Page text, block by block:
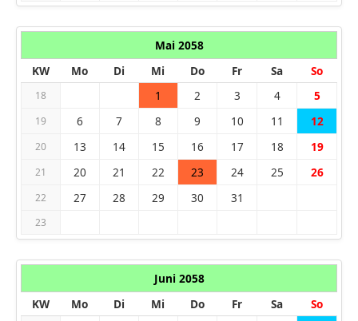
Mai 2058
KW
Mo Di Mi Do Fr Sa So
18 1 2 3 4 5
19 6 7 8 9 10 11 12
20 13 14 15 16 17 18 19
21 20 21 22 23 24 25 26
22 27 28 29 30 31
23
Juni 2058
KW
Mo Di Mi Do Fr Sa So